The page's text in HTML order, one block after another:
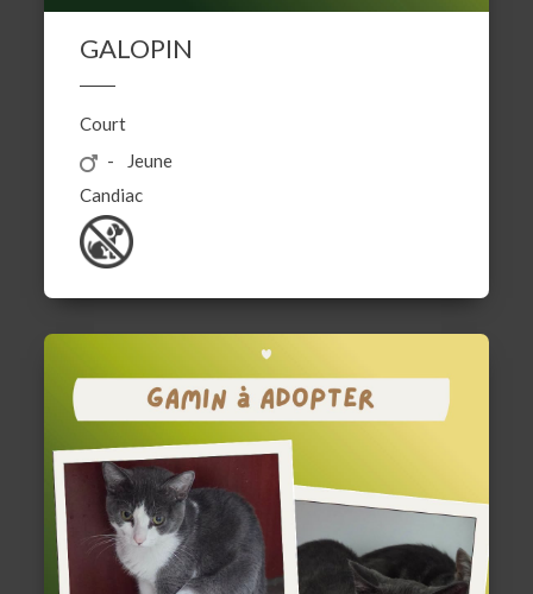
GALOPIN
Court
Jeune
Candiac